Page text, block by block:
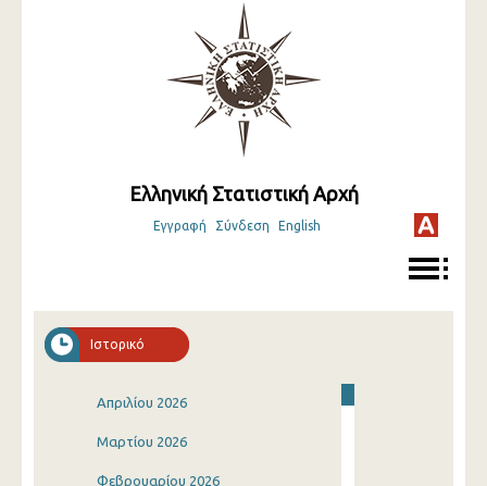
Ελληνική Στατιστική Αρχή
Εγγραφή Σύνδεση English
Ιστορικό
Απριλίου 2026
Μαρτίου 2026
Φεβρουαρίου 2026